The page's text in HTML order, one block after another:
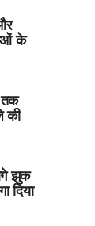
के
तक
की
झुक
दिया